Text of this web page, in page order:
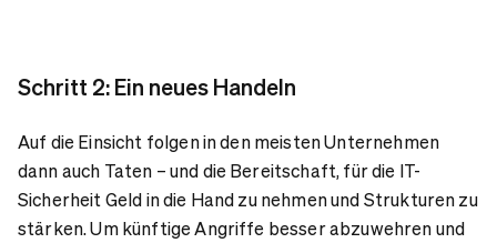
Schritt 2: Ein neues Handeln
Auf die Einsicht folgen in den meisten Unternehmen
dann auch Taten – und die Bereitschaft, für die IT-
Sicherheit Geld in die Hand zu nehmen und Strukturen zu
stärken. Um künftige Angriffe besser abzuwehren und